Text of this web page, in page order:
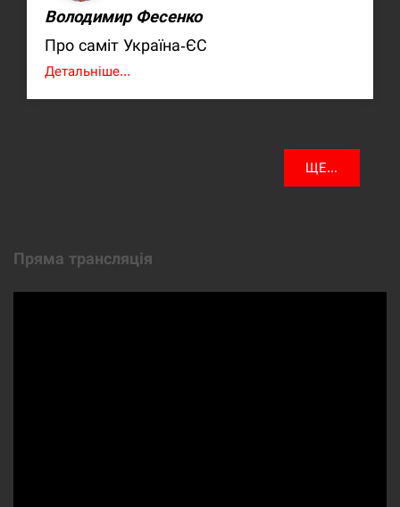
Володимир Фесенко
Про саміт Україна-ЄС
Детальніше...
ЩЕ...
Пряма трансляція